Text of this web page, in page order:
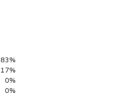
83%
17%
0%